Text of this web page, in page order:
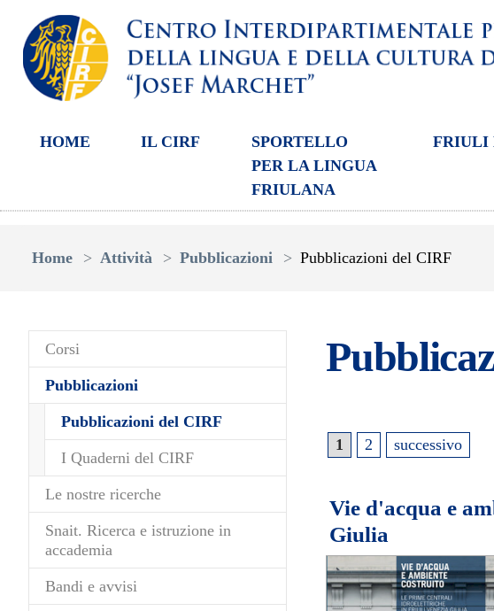
HOME IL CIRF
SPORTELLO
PER LA LINGUA
FRIULANA
FRIULI
Home
Attività Pubblicazioni Pubblicazioni del CIRF
Corsi
Pubblicazioni
Pubblicazioni del CIRF(current)
I Quaderni del CIRF
Le nostre ricerche
Snait. Ricerca e istruzione in
accademia
Bandi e avvisi
1 2 successivo
Vie d'acqua e
Giulia